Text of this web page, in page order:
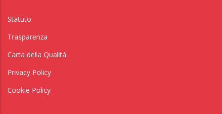
Statuto
Trasparenza
Carta della Qualità
Privacy Policy
Cookie Policy